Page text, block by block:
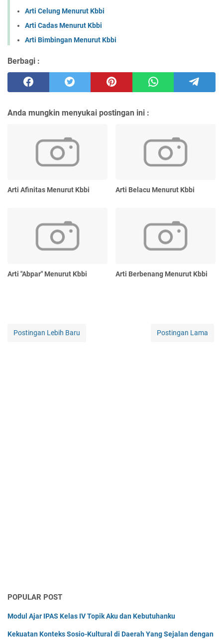
Arti Celung Menurut Kbbi
Arti Cadas Menurut Kbbi
Arti Bimbingan Menurut Kbbi
Berbagi :
Anda mungkin menyukai postingan ini :
Arti Afinitas Menurut Kbbi Arti Belacu Menurut Kbbi
Arti "Abpar" Menurut Kbbi Arti Berbenang Menurut Kbbi
Postingan Lebih Baru Postingan Lama
POPULAR POST
Modul Ajar IPAS Kelas IV Topik Aku dan Kebutuhanku
Kekuatan Konteks Sosio-Kultural di Daerah Yang Sejalan dengan